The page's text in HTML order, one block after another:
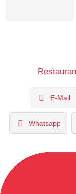
E-Mail
Whatsapp